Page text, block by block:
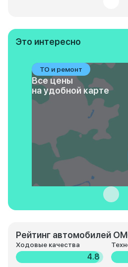
Это интересно
ТО и ремонт
Все цены
на удобной карте
Рейтинг автомобилей
Ходовые качества
4.8